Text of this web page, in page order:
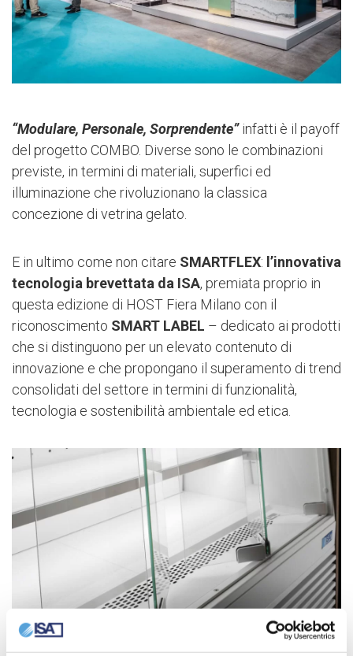
“Modulare, Personale, Sorprendente” infatti è il payoff
del progetto COMBO. Diverse sono le combinazioni
previste, in termini di materiali, superfici ed
illuminazione che rivoluzionano la classica
concezione di vetrina gelato.
E in ultimo come non citare SMARTFLEX: l’innovativa
tecnologia brevettata da ISA, premiata proprio in
questa edizione di HOST Fiera Milano con il
riconoscimento SMART LABEL – dedicato ai prodotti
che si distinguono per un elevato contenuto di
innovazione e che propongano il superamento di trend
consolidati del settore in termini di funzionalità,
tecnologia e sostenibilità ambientale ed etica.